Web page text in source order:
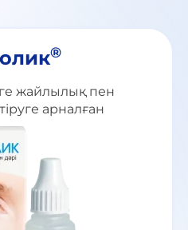
®
жайлылық пен
арналған